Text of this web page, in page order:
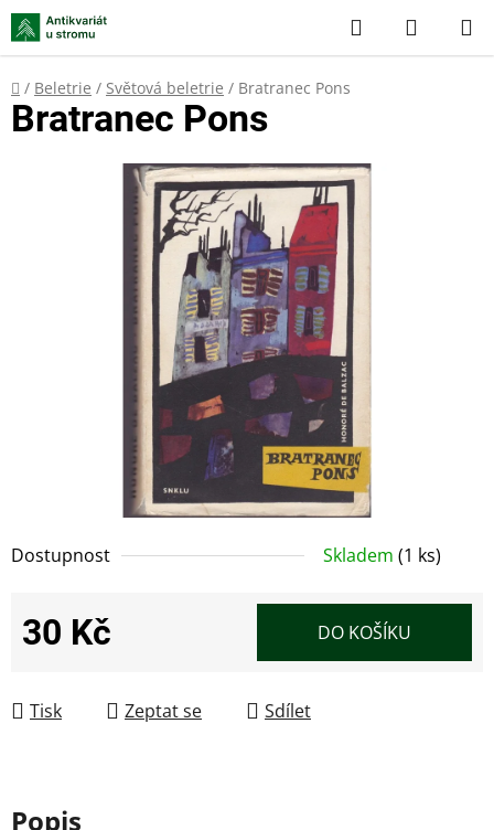
Přejít
na
obsah
Hledat
KOŠÍK
Domů
/ Beletrie / Světová beletrie / Bratranec Pons
Dostupnost Skladem (1 ks)
30 Kč DO KOŠÍKU
Tisk Zeptat se Sdílet
Bratranec Pons
Popis